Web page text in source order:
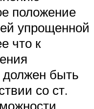
положение
упрощенной
что к
должен быть
со ст.